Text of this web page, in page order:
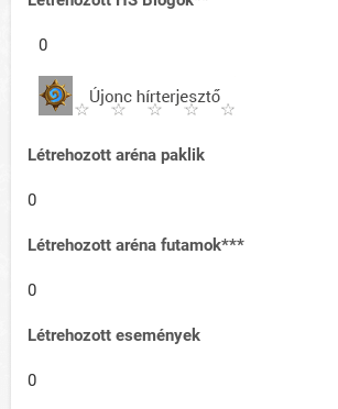
0
Létrehozott aréna paklik
0
Létrehozott aréna futamok***
0
Létrehozott események
0